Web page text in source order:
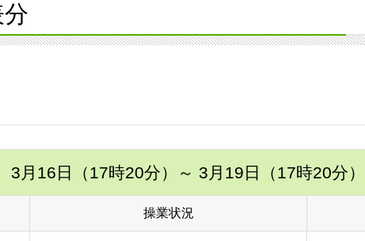
3月16日（17時20分） ～ 3月19日（17時20分）
操業状況